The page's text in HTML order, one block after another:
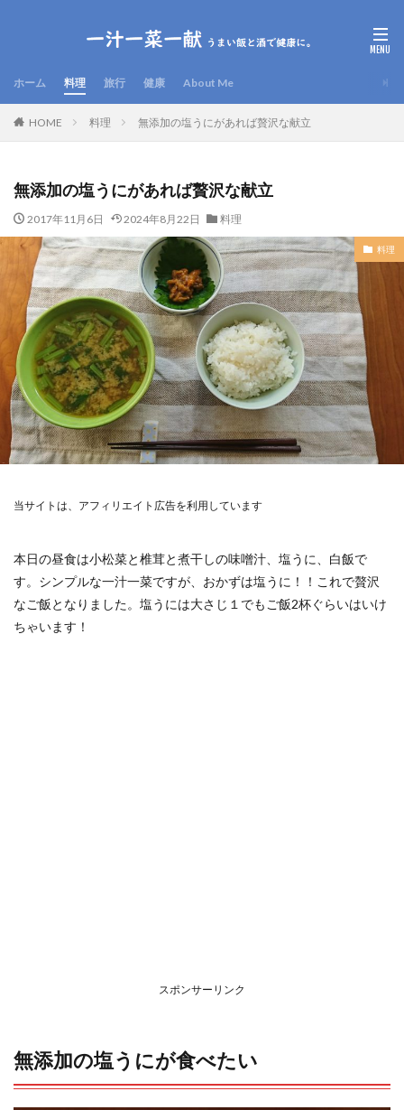
ホーム 料理 旅行 健康 About Me
HOME 料理 無添加の塩うにがあれば贅沢な献立
無添加の塩うにがあれば贅沢な献立
2017年11月6日 2024年8月22日 料理
料理
当サイトは、アフィリエイト広告を利用しています
本日の昼食は小松菜と椎茸と煮干しの味噌汁、塩うに、白飯で
す。シンプルな一汁一菜ですが、おかずは塩うに！！これで贅沢
なご飯となりました。塩うには大さじ１でもご飯2杯ぐらいはいけ
ちゃいます！
スポンサーリンク
無添加の塩うにが食べたい